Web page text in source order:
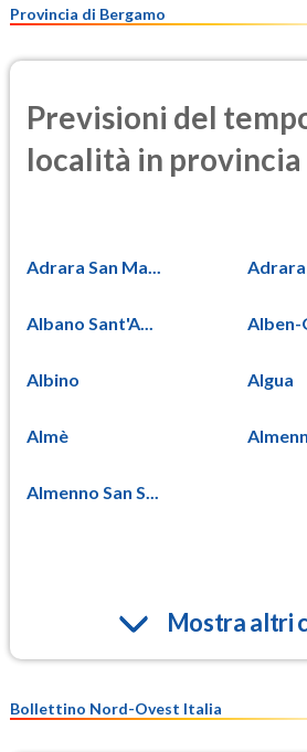
Provincia di Bergamo
Previsioni del
località in provincia
Adrara San Ma... Adrara
Albano Sant'A... Alben-
Albino Algua
Almè
Almenno San S...
Mostra altri
Bollettino Nord-Ovest Italia